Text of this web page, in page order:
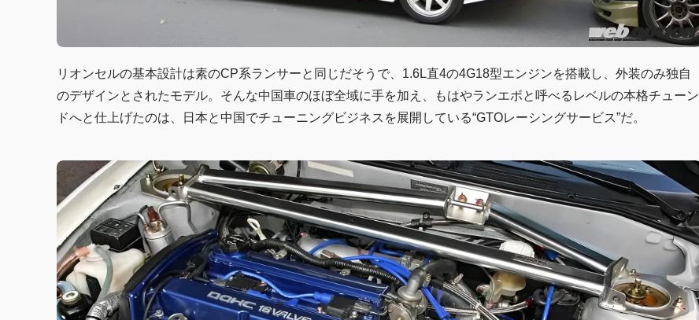
リオンセルの基本設計は素のCP系ランサーと同じだそうで、1.6L直4の4G18型エンジンを搭載し、外装のみ独自
のデザインとされたモデル。そんな中国車のほぼ全域に手を加え、もはやランエボと呼べるレベルの本格チューン
ドへと仕上げたのは、日本と中国でチューニングビジネスを展開している“GTOレーシングサービス”だ。